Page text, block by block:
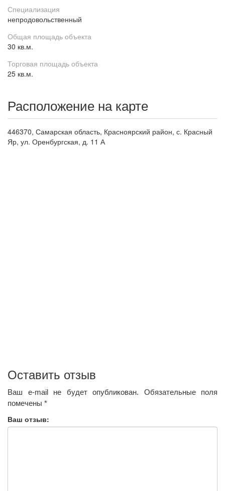
Специализация
непродовольственный
Общая площадь объекта
30 кв.м.
Торговая площадь объекта
25 кв.м.
Расположение на карте
446370, Самарская область, Красноярский район, с. Красный
Яр, ул. Оренбургская, д. 11 А
Оставить отзыв
Ваш e-mail не будет опубликован. Обязательные поля
помечены *
Ваш отзыв: